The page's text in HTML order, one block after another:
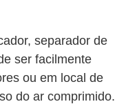
separador de
ser facilmente
ou em local de
do ar comprimido.